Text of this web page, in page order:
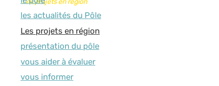
Les projets en région
les actualités du Pôle
Les projets en région
présentation du pôle
vous aider à évaluer
vous informer